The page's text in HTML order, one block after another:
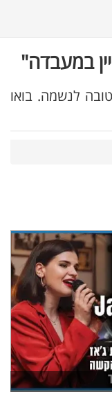
במעבדה"
לנשמה. בואו